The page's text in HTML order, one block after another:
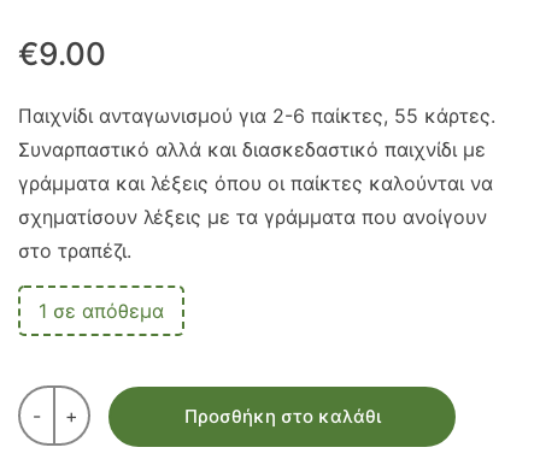
€9.00
Παιχνίδι ανταγωνισμού για 2-6 παίκτες, 55 κάρτες.
Συναρπαστικό αλλά και διασκεδαστικό παιχνίδι με
γράμματα και λέξεις όπου οι παίκτες καλούνται να
σχηματίσουν λέξεις με τα γράμματα που ανοίγουν
στο τραπέζι.
1 σε απόθεμα
- + Προσθήκη στο καλάθι